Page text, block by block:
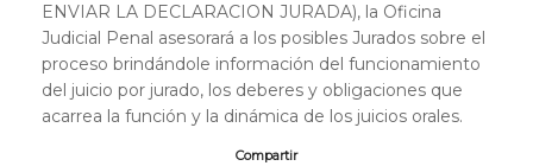
ENVIAR LA DECLARACION JURADA), la Oficina
Judicial Penal asesorará a los posibles Jurados sobre el
proceso brindándole información del funcionamiento
del juicio por jurado, los deberes y obligaciones que
acarrea la función y la dinámica de los juicios orales.
Compartir